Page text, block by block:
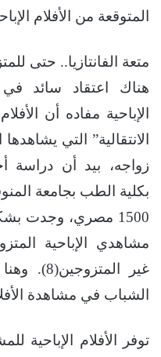
المتوقعة من الأفلام
متعة الفانتازيا.. حتى
هناك اعتقاد سائد
الإباحية مفاده أن
الانتقالية” التي
زواجه، بيد أن دراسة
بكلية الطب بجامعة
1500 مصري، وجدت
مشاهدي الإباحية
غير
الشباب في مشاهدة
توفر الأفلام الإباحية